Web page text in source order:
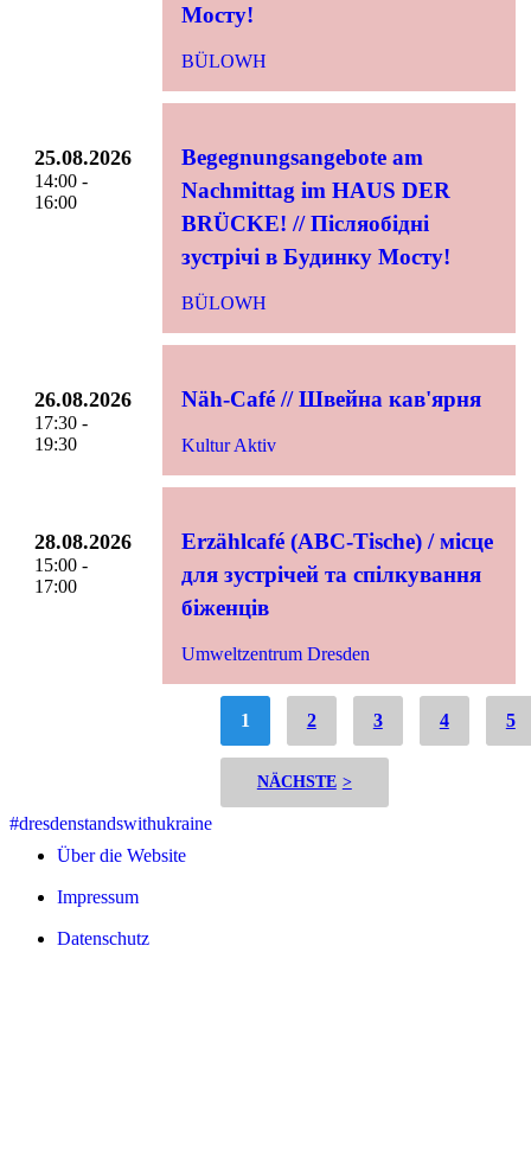
Мосту!
BÜLOWH
25.08.2026
14:00 -
16:00
Begegnungsangebote am
Nachmittag im HAUS DER
BRÜCKE! // Післяобідні
зустрічі в Будинку Мосту!
BÜLOWH
26.08.2026
17:30 -
19:30
Näh-Café // Швейна кав'ярня
Kultur Aktiv
28.08.2026
15:00 -
17:00
Erzählcafé (ABC-Tische) / місце
для зустрічей та спілкування
біженців
Umweltzentrum Dresden
1 2 3 4 5
>
#dresdenstandswithukraine
Über die Website
Impressum
Datenschutz